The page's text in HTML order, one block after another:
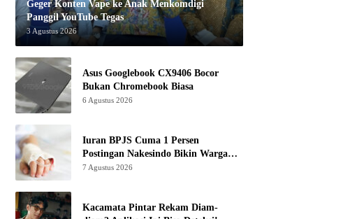
Geger Konten Vape ke Anak Menkomdigi
Panggil YouTube Tegas
3 Agustus 2026
Asus Googlebook CX9406 Bocor
Bukan Chromebook Biasa
6 Agustus 2026
Iuran BPJS Cuma 1 Persen
Postingan Nakesindo Bikin Warganet
Murka
7 Agustus 2026
Kacamata Pintar Rekam Diam-